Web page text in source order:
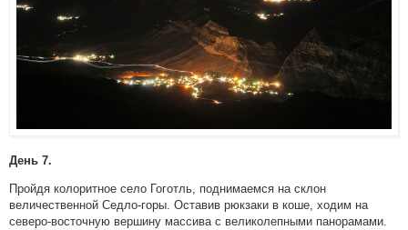
День 7.
Пройдя колоритное село Гоготль, поднимаемся на склон
величественной Седло-горы. Оставив рюкзаки в коше, ходим на
северо-восточную вершину массива с великолепными панорамами.